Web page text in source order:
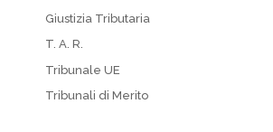
Giustizia Tributaria
T. A. R.
Tribunale UE
Tribunali di Merito